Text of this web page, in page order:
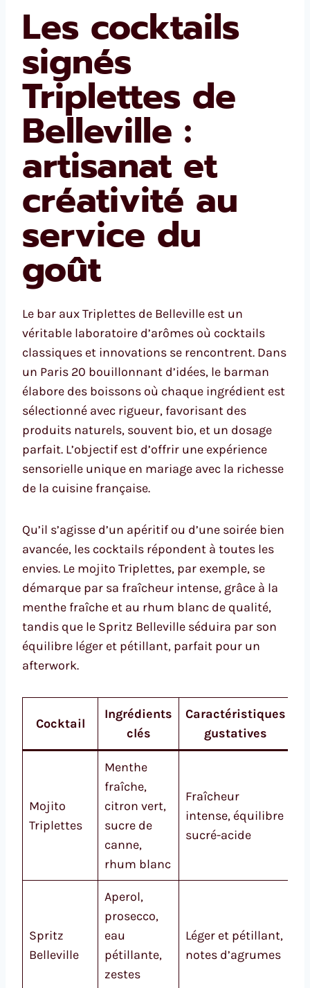
Les cocktails
signés
Triplettes de
Belleville :
artisanat et
créativité au
service du
goût
Le bar aux Triplettes de Belleville est un
véritable laboratoire d’arômes où cocktails
classiques et innovations se rencontrent. Dans
un Paris 20 bouillonnant d’idées, le barman
élabore des boissons où chaque ingrédient est
sélectionné avec rigueur, favorisant des
produits naturels, souvent bio, et un dosage
parfait. L’objectif est d’offrir une expérience
sensorielle unique en mariage avec la richesse
de la cuisine française.
Qu’il s’agisse d’un apéritif ou d’une soirée bien
avancée, les cocktails répondent à toutes les
envies. Le mojito Triplettes, par exemple, se
démarque par sa fraîcheur intense, grâce à la
menthe fraîche et au rhum blanc de qualité,
tandis que le Spritz Belleville séduira par son
équilibre léger et pétillant, parfait pour un
afterwork.
Cocktail
Ingrédients
clés
Caractéristiques
gustatives
Mojito
Triplettes
Menthe
fraîche,
citron vert,
sucre de
canne,
rhum blanc
Fraîcheur
intense, équilibre
sucré-acide
Spritz
Belleville
Aperol,
prosecco,
eau
pétillante,
zestes
Léger et pétillant,
notes d’agrumes